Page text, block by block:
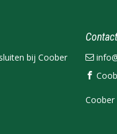
bij Coober
Coober